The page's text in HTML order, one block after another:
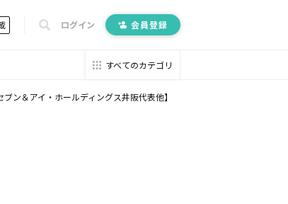
ログイン 会員登録
すべてのカテゴリ
ン＆アイ・ホールディングス井阪代表他】